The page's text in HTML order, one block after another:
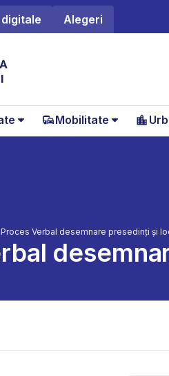
Alegeri
Mobilitate
Proces Verbal desemnare presedinți și